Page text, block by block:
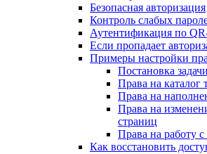
Безопасная авторизация
Контроль слабых
Аутентификация по
Если пропадает
Примеры настройки
Постановка задачи
Права на каталог
Права на
Права на
страниц
Права на работу
Как восстановить